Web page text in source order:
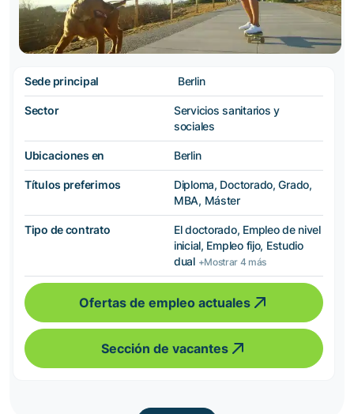
Sede principal Berlin
Sector
Servicios sanitarios y
sociales
Ubicaciones en Berlin
Títulos preferimos
Diploma, Doctorado, Grado,
MBA, Máster
Tipo de contrato
El doctorado, Empleo de nivel
inicial, Empleo fijo, Estudio
dual +Mostrar 4 más
Ofertas de empleo actuales
Sección de vacantes